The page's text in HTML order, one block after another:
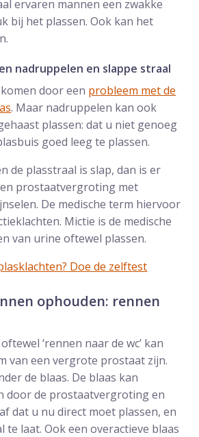
ervaren mannen een zwakke
bij het plassen. Ook kan het
nadruppelen en slappe straal
door een probleem met de
. Maar nadruppelen kan ook
plassen: dat u niet genoeg
goed leeg te plassen.
de plasstraal is slap, dan is er
prostaatvergroting met
De medische term hiervoor
Mictie is de medische
van urine oftewel plassen.
Doe de zelftest
ophouden: rennen
‘rennen naar de wc’ kan
van een vergrote prostaat zijn.
de blaas. De blaas kan
door de prostaatvergroting en
dat u nu direct moet plassen, en
te laat. Ook een overactieve blaas